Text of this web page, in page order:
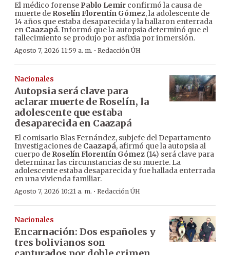
El médico forense Pablo Lemir confirmó la causa de
muerte de Roselín Florentín Gómez, la adolescente de
14 años que estaba desaparecida y la hallaron enterrada
en Caazapá. Informó que la autopsia determinó que el
fallecimiento se produjo por asfixia por inmersión.
Agosto 7, 2026 11:59 a. m. · Redacción ÚH
Nacionales
Autopsia será clave para
aclarar muerte de Roselín, la
adolescente que estaba
desaparecida en Caazapá
El comisario Blas Fernández, subjefe del Departamento
Investigaciones de Caazapá, afirmó que la autopsia al
cuerpo de Roselín Florentín Gómez (14) será clave para
determinar las circunstancias de su muerte. La
adolescente estaba desaparecida y fue hallada enterrada
en una vivienda familiar.
Agosto 7, 2026 10:21 a. m. · Redacción ÚH
Nacionales
Encarnación: Dos españoles y
tres bolivianos son